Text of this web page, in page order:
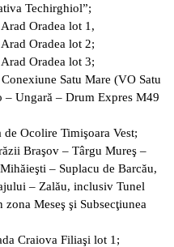
Techirghiol”;
Oradea lot 1,
Oradea lot 2;
Oradea lot 3;
Satu Mare (VO Satu
– Ungară – Drum Expres M49
Ocolire Timişoara Vest;
Braşov – Târgu Mureş –
– Suplacu de Barcău,
– Zalău, inclusiv Tunel
Meseş şi Subsecţiunea
Craiova Filiaşi lot 1;